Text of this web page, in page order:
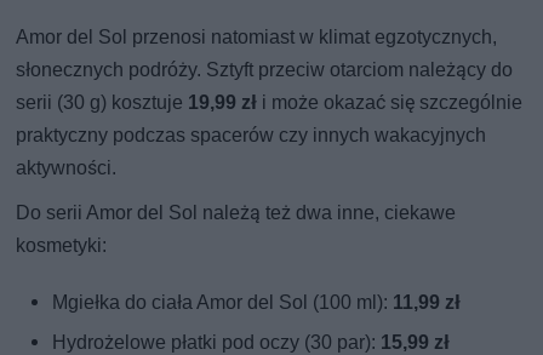
Amor del Sol przenosi natomiast w klimat egzotycznych,
słonecznych podróży. Sztyft przeciw otarciom należący do
serii (30 g) kosztuje 19,99 zł i może okazać się szczególnie
praktyczny podczas spacerów czy innych wakacyjnych
aktywności.
Do serii Amor del Sol należą też dwa inne, ciekawe
kosmetyki:
Mgiełka do ciała Amor del Sol (100 ml): 11,99 zł
Hydrożelowe płatki pod oczy (30 par): 15,99 zł